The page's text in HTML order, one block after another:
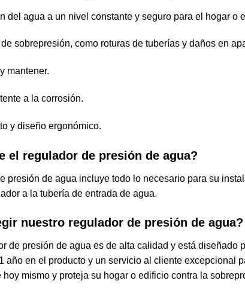
del agua a un nivel constante y seguro para el hogar o
sobrepresión, como roturas de tuberías y daños en
mantener.
a la corrosión.
y diseño ergonómico.
el regulador de presión de agua?
presión de agua incluye todo lo necesario para su
a la tubería de entrada de agua.
nuestro regulador de presión de agua?
de presión de agua es de alta calidad y está
año en el producto y un servicio al cliente excepcional
hoy mismo y proteja su hogar o edificio contra la